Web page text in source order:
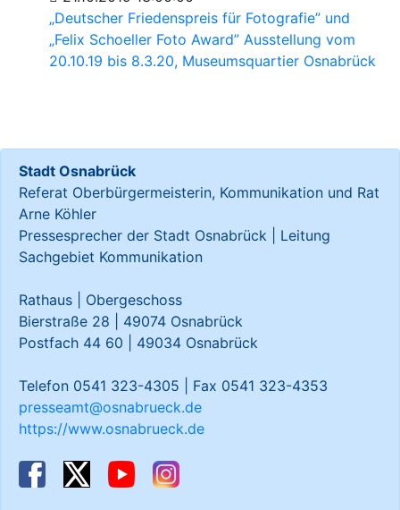
„Deutscher Friedenspreis für Fotografie” und
„Felix Schoeller Foto Award” Ausstellung vom
20.10.19 bis 8.3.20, Museumsquartier Osnabrück
Stadt Osnabrück
Referat Oberbürgermeisterin, Kommunikation und Rat
Arne Köhler
Pressesprecher der Stadt Osnabrück | Leitung
Sachgebiet Kommunikation
Rathaus | Obergeschoss
Bierstraße 28 | 49074 Osnabrück
Postfach 44 60 | 49034 Osnabrück
Telefon 0541 323-4305 | Fax 0541 323-4353
presseamt@osnabrueck.de
https://www.osnabrueck.de